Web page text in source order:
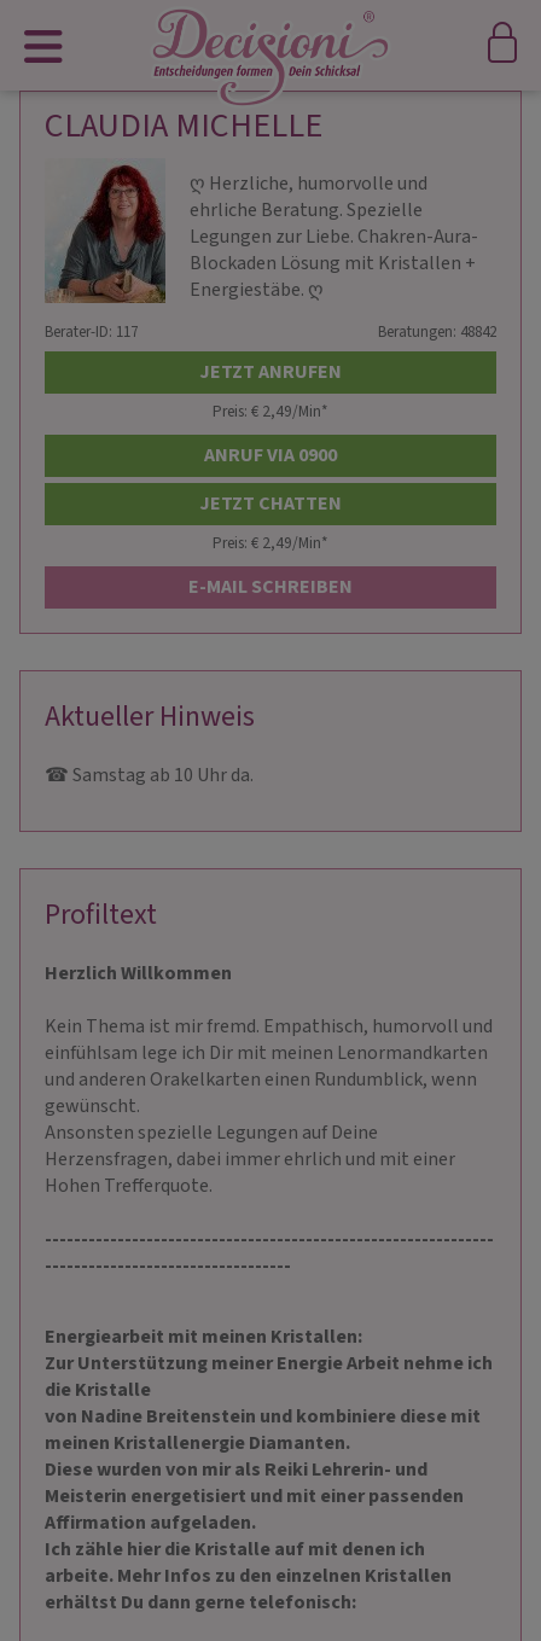
CLAUDIA MICHELLE
ღ Herzliche, humorvolle und
ehrliche Beratung. Spezielle
Legungen zur Liebe. Chakren-Aura-
Blockaden Lösung mit Kristallen +
Energiestäbe. ღ
Berater-ID: 117 Beratungen: 48842
JETZT ANRUFEN
Preis: € 2,49/Min*
ANRUF VIA 0900
JETZT CHATTEN
Preis: € 2,49/Min*
E-MAIL SCHREIBEN
Aktueller Hinweis
☎ Samstag ab 10 Uhr da.
Profiltext
Herzlich Willkommen
Kein Thema ist mir fremd. Empathisch, humorvoll und
einfühlsam lege ich Dir mit meinen Lenormandkarten
und anderen Orakelkarten einen Rundumblick, wenn
gewünscht.
Ansonsten spezielle Legungen auf Deine
Herzensfragen, dabei immer ehrlich und mit einer
Hohen Trefferquote.
--------------------------------------------------------------
----------------------------------
Energiearbeit mit meinen Kristallen:
Zur Unterstützung meiner Energie Arbeit nehme ich
die Kristalle
von Nadine Breitenstein und kombiniere diese mit
meinen Kristallenergie Diamanten.
Diese wurden von mir als Reiki Lehrerin- und
Meisterin energetisiert und mit einer passenden
Affirmation aufgeladen.
Ich zähle hier die Kristalle auf mit denen ich
arbeite. Mehr Infos zu den einzelnen Kristallen
erhältst Du dann gerne telefonisch: